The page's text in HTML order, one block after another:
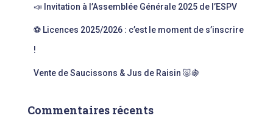
📣 Invitation à l’Assemblée Générale 2025 de l’ESPV
⚽ Licences 2025/2026 : c’est le moment de s’inscrire
!
Vente de Saucissons & Jus de Raisin 🐷🍇
Commentaires récents